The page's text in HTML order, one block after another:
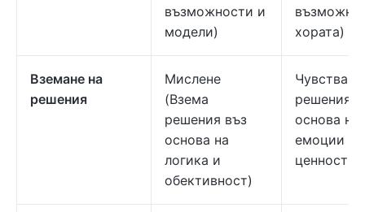
възможности и
модели)
хората)
Вземане на
решения
Мислене
(Взема
решения въз
основа на
логика и
обективност)
Чувства
решения
основа на
емоции и
ценности)